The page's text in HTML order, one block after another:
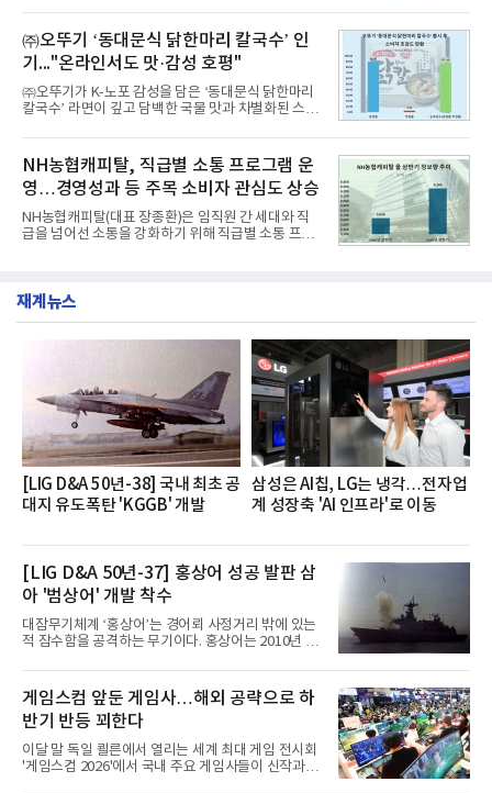
수력원자력, 한국석
떼는 6년 만에 선보이는 8세대 완전변경 모델로, ▲정
교한 선과 면을 중심으로 완성한 파격적인 디자인 ▲
과거 중형 세단 수준으로 확대된 차체 제원 ▲글로벌
최고 수준의 안전성 ▲성능과 효율을 동시에 높인 주
행 완성도 ▲첨단 편의 및 디지털 사양 적용 등을 통해
글로벌 준중형 세단의 새로운 기준을 세웠다.아반떼
는 가솔린 2.0과 1.6 하이브리드 두 가지 파워트레인
넘
㈜오뚜기 ‘동대문식 닭한마리 칼국수’ 인
기..."온라인서도 맛·감성 호평"
㈜오뚜기가 K-노포 감성을 담은 ‘동대문식 닭한마리
칼국수’ 라면이 깊고 담백한 국물 맛과 차별화된 스토
혔다.‘동대문식 닭한마리 칼국수’는 예상을 뛰어넘는
소비자 호응에 힘입어 지난 7월 13일 첫 선을 보인 지
단 18일 만에 누적 판매량 50만 개를 돌파하는 성과를
거두었다.이번 신제품은 개발진이 전국의 닭한마리
전문점을 직접 찾아 다니며 최적의 육수 비율을 완성
했다. 자극적이지 않으면서도 깊은 닭육수에 마늘의
개운한 풍미를 더했으며, 국물이 잘 배어들면서도 쫄
서도
NH농협캐피탈, 직급별 소통 프로그램 운
영…경영성과 등 주목 소비자 관심도 상승
NH농협캐피탈(대표 장종환)은 임직원 간 세대와 직
급을 넘어선 소통을 강화하기 위해 직급별 소통 프로
영지원부 홍보팀과 2026년 새로이(e)＊가 공동 주관
쳐 진행됐다.참고로 새로이(e)는 NH농협캐피탈 MZ
세대들로(과장~계장) 구성된 자율 참여조직으로, 조
직문화 혁신과 업무 효율성 향상을 위한 다양한 활동
을 추진하며,새로운 변화와 이로운 영향력을 조직전
반에 전파하는 역할
재계뉴스
[LIG D&A 50년-38] 국내 최초 공
대지 유도폭탄 'KGGB' 개발
삼성은 AI칩, LG는 냉각…전자업
계 성장축 'AI 인프라'로 이동
[LIG D&A 50년-37] 홍상어 성공 발판 삼
아 '범상어' 개발 착수
대잠무기체계 ‘홍상어’는 경어뢰 사정거리 밖에 있는
적 잠수함을 공격하는 무기이다. 홍상어는 2010년 넥
이뤄졌다. 이후 2012년 한국형 구축함(KDX-1) 이상
의 함정에 실전 배치됐다.그해 7월 해군은 동해상에서
성능 검증을 위해 홍상어 시험발사를 실시했다. 이때
홍상어가 목표 지점에서 입수한 후 표적을 타격하지
못하고 물속에서 멈춰버리는 예상 밖의 일이 벌어졌
다. 2차 품질확인 사격 시험에서도 만족스러운 결과를
얻지 못했다. 완벽한 신뢰성 확보를 위해 LIG넥스원은
게임스컴 앞둔 게임사…해외 공략으로 하
반기 반등 꾀한다
이달 말 독일 쾰른에서 열리는 세계 최대 게임 전시회
'게임스컴 2026'에서 국내 주요 게임사들이 신작과 글